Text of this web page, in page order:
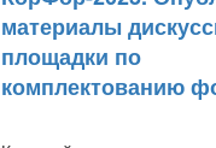
материалы
площадки по
комплектованию